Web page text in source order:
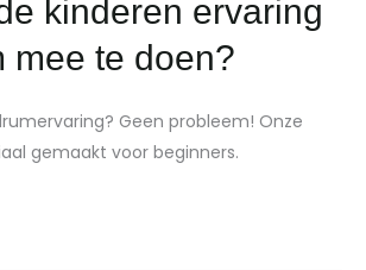
kinderen ervaring
mee te doen?
Geen probleem! Onze
gemaakt voor beginners.